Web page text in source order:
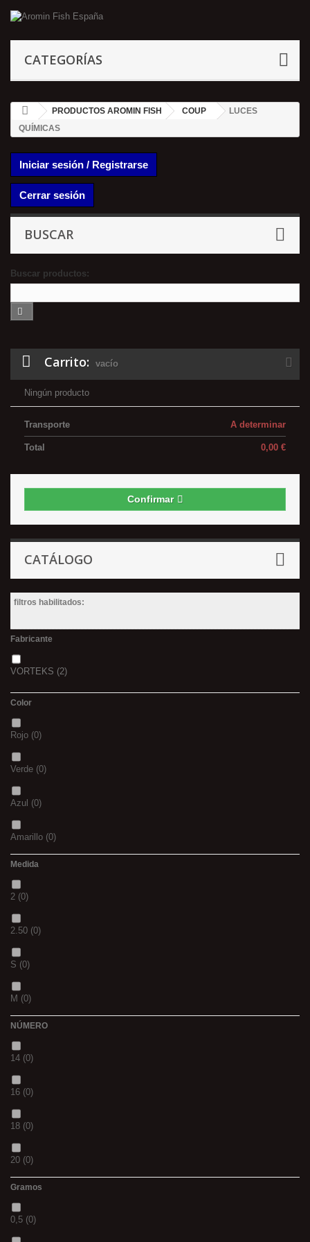
CATEGORÍAS
PRODUCTOS AROMIN FISH COUP
LUCES
QUÍMICAS
Iniciar sesión / Registrarse
Cerrar sesión
BUSCAR
Buscar productos:
Carrito: vacío
Ningún producto
A determinar
Transporte
0,00 €
Total
Confirmar
CATÁLOGO
filtros habilitados:
Fabricante
VORTEKS (2)
Color
Rojo (0)
Verde (0)
Azul (0)
Amarillo (0)
(0)
(0)
BLACK & RED
PANTHER
36(0)
P(0)
14(0)
42(0)
23(0)
38(0)
Medida
2 (0)
2.50 (0)
S (0)
M (0)
20MM
3 M (0)
(0)
(0)
14MM
500
NÚMERO
14 (0)
16 (0)
18 (0)
20 (0)
(0)
Gramos
0,5 (0)